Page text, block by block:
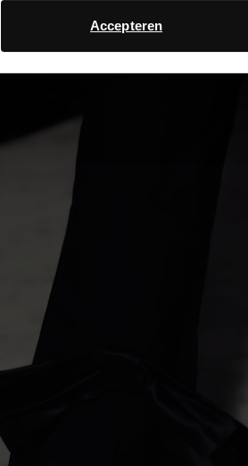
Accepteren